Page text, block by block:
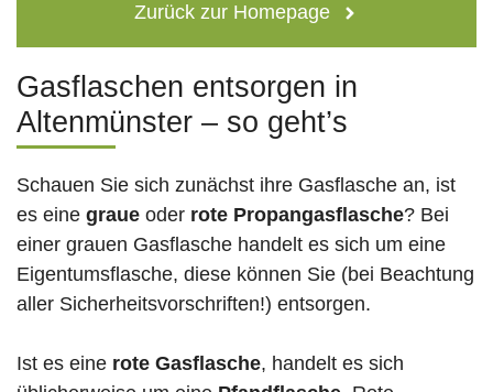
Zurück zur Homepage
Gasflaschen entsorgen in
Altenmünster – so geht’s
Schauen Sie sich zunächst ihre Gasflasche an, ist
es eine graue oder rote Propangasflasche? Bei
einer grauen Gasflasche handelt es sich um eine
Eigentumsflasche, diese können Sie (bei Beachtung
aller Sicherheitsvorschriften!) entsorgen.
Ist es eine rote Gasflasche, handelt es sich